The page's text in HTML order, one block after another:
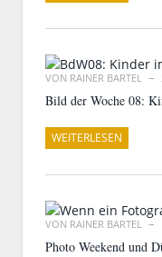
VON RAINER BARTEL
Bild der Woche 08:
WEITERLESEN
VON RAINER BARTEL
Photo Weekend und